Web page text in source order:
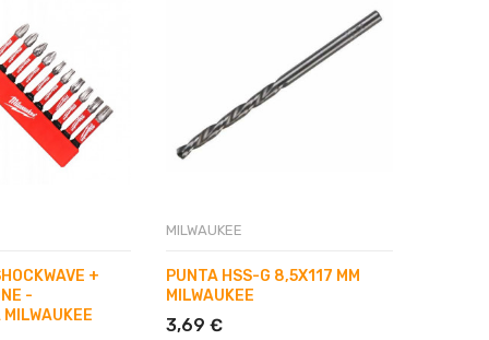
+
-
MILWAUKEE
PUNTA HSS-G 8,5X117 MM
MILWAUKEE
3,69 €